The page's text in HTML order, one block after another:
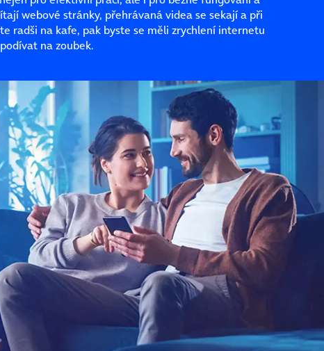
webové stránky, přehrávaná videa se sekají a při
radši na kafe, pak byste se měli zrychlení internetu
podívat na zoubek.